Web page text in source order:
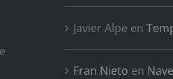
Javier Alpe en
Fran Nieto en